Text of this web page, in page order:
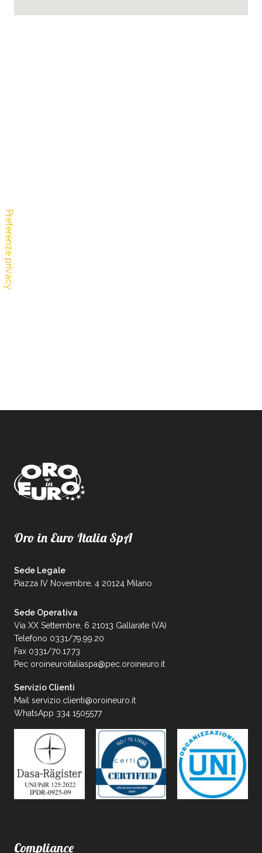
Oro in Euro Italia SpA
Sede Legale
Piazza IV Novembre, 4 20124 Milano
Sede Operativa
Via XX Settembre, 6 21013 Gallarate (VA)
Telefono 0331/79.99.20
Fax 0331/70.17.73
Pec oroineuroitaliaspa@pec.oroineuro.it
Servizio Clienti
Mail servizio.clienti@oroineuro.it
WhatsApp 334 1505577
Compliance